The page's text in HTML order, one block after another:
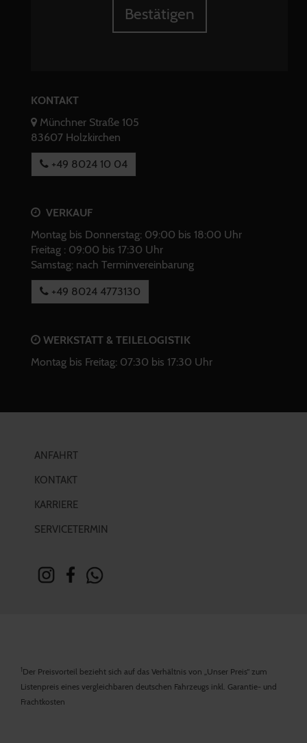
Bestätigen
KONTAKT
Münchner Straße 105
83607 Holzkirchen
+49 8024 10 04
VERKAUF
Montag bis Donnerstag: 09:00 bis 18:00 Uhr
Freitag : 09:00 bis 17:30 Uhr
Samstag: nach Terminvereinbarung
+49 8024 4773130
WERKSTATT & TEILELOGISTIK
Montag bis Freitag: 07:30 bis 17:30 Uhr
ANFAHRT
KONTAKT
KARRIERE
SERVICETERMIN
1Der Preisvorteil bezieht sich auf das Verhältnis von „Unser Preis“ zum
Listenpreis eines vergleichbaren deutschen Fahrzeugs inkl. Garantie- und
Frachtkosten